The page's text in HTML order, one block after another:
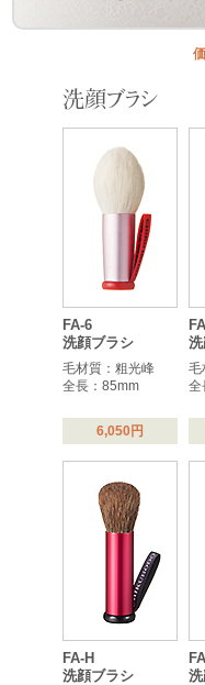
洗顔ブラシ
FA-6
洗顔ブラシ
毛材質：粗光峰
全長：85mm
6,050円
毛
全
FA-H
洗顔ブラシ